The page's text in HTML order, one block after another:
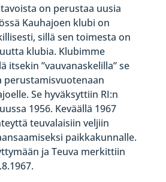
on perustaa uusia
Kauhajoen klubi on
sillä sen toimesta on
klubia. Klubimme
itsekin ”vauvanaskelilla” se
perustamisvuotenaan
Se hyväksyttiin RI:n
1956. Keväällä 1967
teuvalaisiin veljiin
paikkakunnalle.
ja Teuva merkittiin